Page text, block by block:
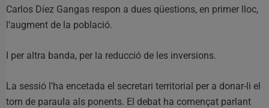
Carlos Díez Gangas respon a dues qüestions, en primer lloc,
l’augment de la població.
I per altra banda, per la reducció de les inversions.
La sessió l’ha encetada el secretari territorial per a donar-li el
torn de paraula als ponents. El debat ha començat parlant